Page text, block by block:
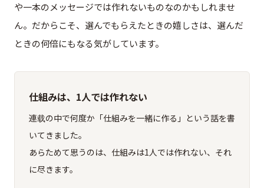
や一本のメッセージでは作れないものなのかもしれませ
ん。だからこそ、選んでもらえたときの嬉しさは、選んだ
ときの何倍にもなる気がしています。
仕組みは、1人では作れない
連载の中で何度か「仕組みを一緒に作る」という話を書
いてきました。
あらためて思うのは、仕組みは1人では作れない、それ
に尽きます。